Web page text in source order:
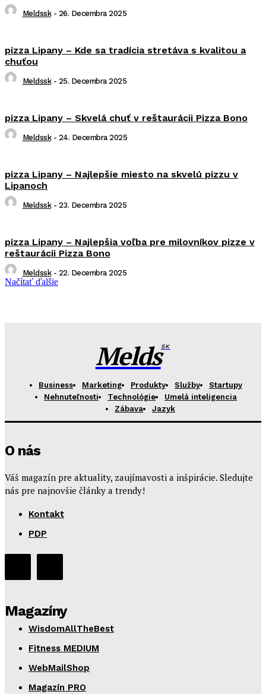
Meldssk - 26. Decembra 2025
pizza Lipany – Kde sa tradícia stretáva s kvalitou a
chuťou
Meldssk - 25. Decembra 2025
pizza Lipany – Skvelá chuť v reštaurácii Pizza Bono
Meldssk - 24. Decembra 2025
pizza Lipany – Najlepšie miesto na skvelú pizzu v
Lipanoch
Meldssk - 23. Decembra 2025
pizza Lipany – Najlepšia voľba pre milovníkov pizze v
reštaurácii Pizza Bono
Meldssk - 22. Decembra 2025
Načítať ďalšie
MeldsSK
Business Marketing Produkty Služby
Startupy
Nehnuteľnosti
Technológie
Umelá inteligencia
Zábava
Jazyk
O nás
Váš magazín pre aktuality, zaujímavosti a inšpirácie. Sledujte
nás pre najnovšie články a trendy!
Kontakt
PDP
Magazíny
WisdomAllTheBest
Fitness MEDIUM
WebMailShop
Magazín PRO